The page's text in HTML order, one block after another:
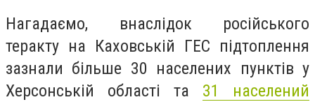
Нагадаємо, внаслідок російського
теракту на Каховській ГЕС підтоплення
зазнали більше 30 населених пунктів у
Херсонській області та 31 населений